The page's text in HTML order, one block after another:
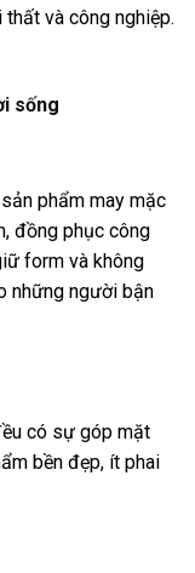
và công nghiệp.
sống
phẩm may mặc
đồng phục công
form và không
những người bận
có sự góp mặt
bền đẹp, ít phai